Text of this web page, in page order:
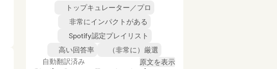
トップキュレーター／プロ
非常にインパクトがある
Spotify認定プレイリスト
高い回答率
（非常に）厳選
自動翻訳済み
原文を表示